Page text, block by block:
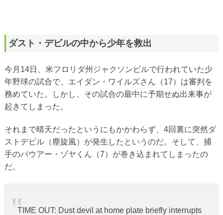
ダスト・デビルの中から少年を救出
今月14日、米フロリダ州ジャクソンビルで行われていた少
年野球の試合で、エイダン・ワイルズさん（17）は審判を
務めていた。しかし、その試合の最中に予期せぬ出来事が
起きてしまった。
それまで晴天だったというにもかかわらず、4回裏に突然ダ
ストデビル（塵旋風）が発生したというのだ。そして、捕
手のバウアー・ゾヤくん（7）が巻き込まれてしまったの
だ。
TIME OUT: Dust devil at home plate briefly interrupts